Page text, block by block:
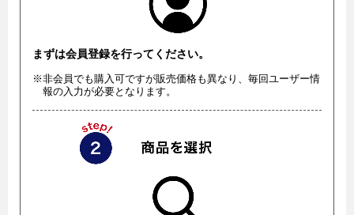
まずは会員登録を行ってください。
※非会員でも購入可ですが販売価格も異なり、毎回ユーザー情
報の入力が必要となります。